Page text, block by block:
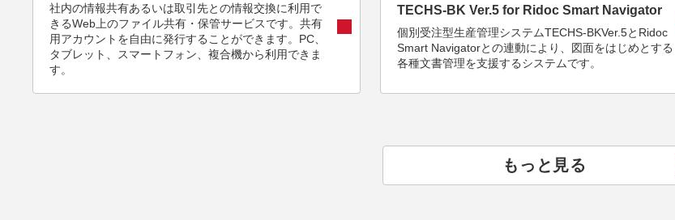
社内の情報共有あるいは取引先との情報交換に利用で
きるWeb上のファイル共有・保管サービスです。共有
用アカウントを自由に発行することができます。PC、
タブレット、スマートフォン、複合機から利用できま
す。
TECHS-BK Ver.5 for Ridoc Smart Navigator
個別受注型生産管理システムTECHS-BKVer.5とRidoc
Smart Navigatorとの連動により、図面をはじめとする
各種文書管理を支援するシステムです。
もっと見る